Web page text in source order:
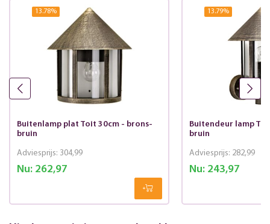
13.78%
Buitenlamp plat Toit 30cm - brons-
bruin
Nu:262,97
Adviesprijs: 304,99
13.79%
Buitendeur lamp
bruin
Nu:243,97
Adviesprijs: 282,99